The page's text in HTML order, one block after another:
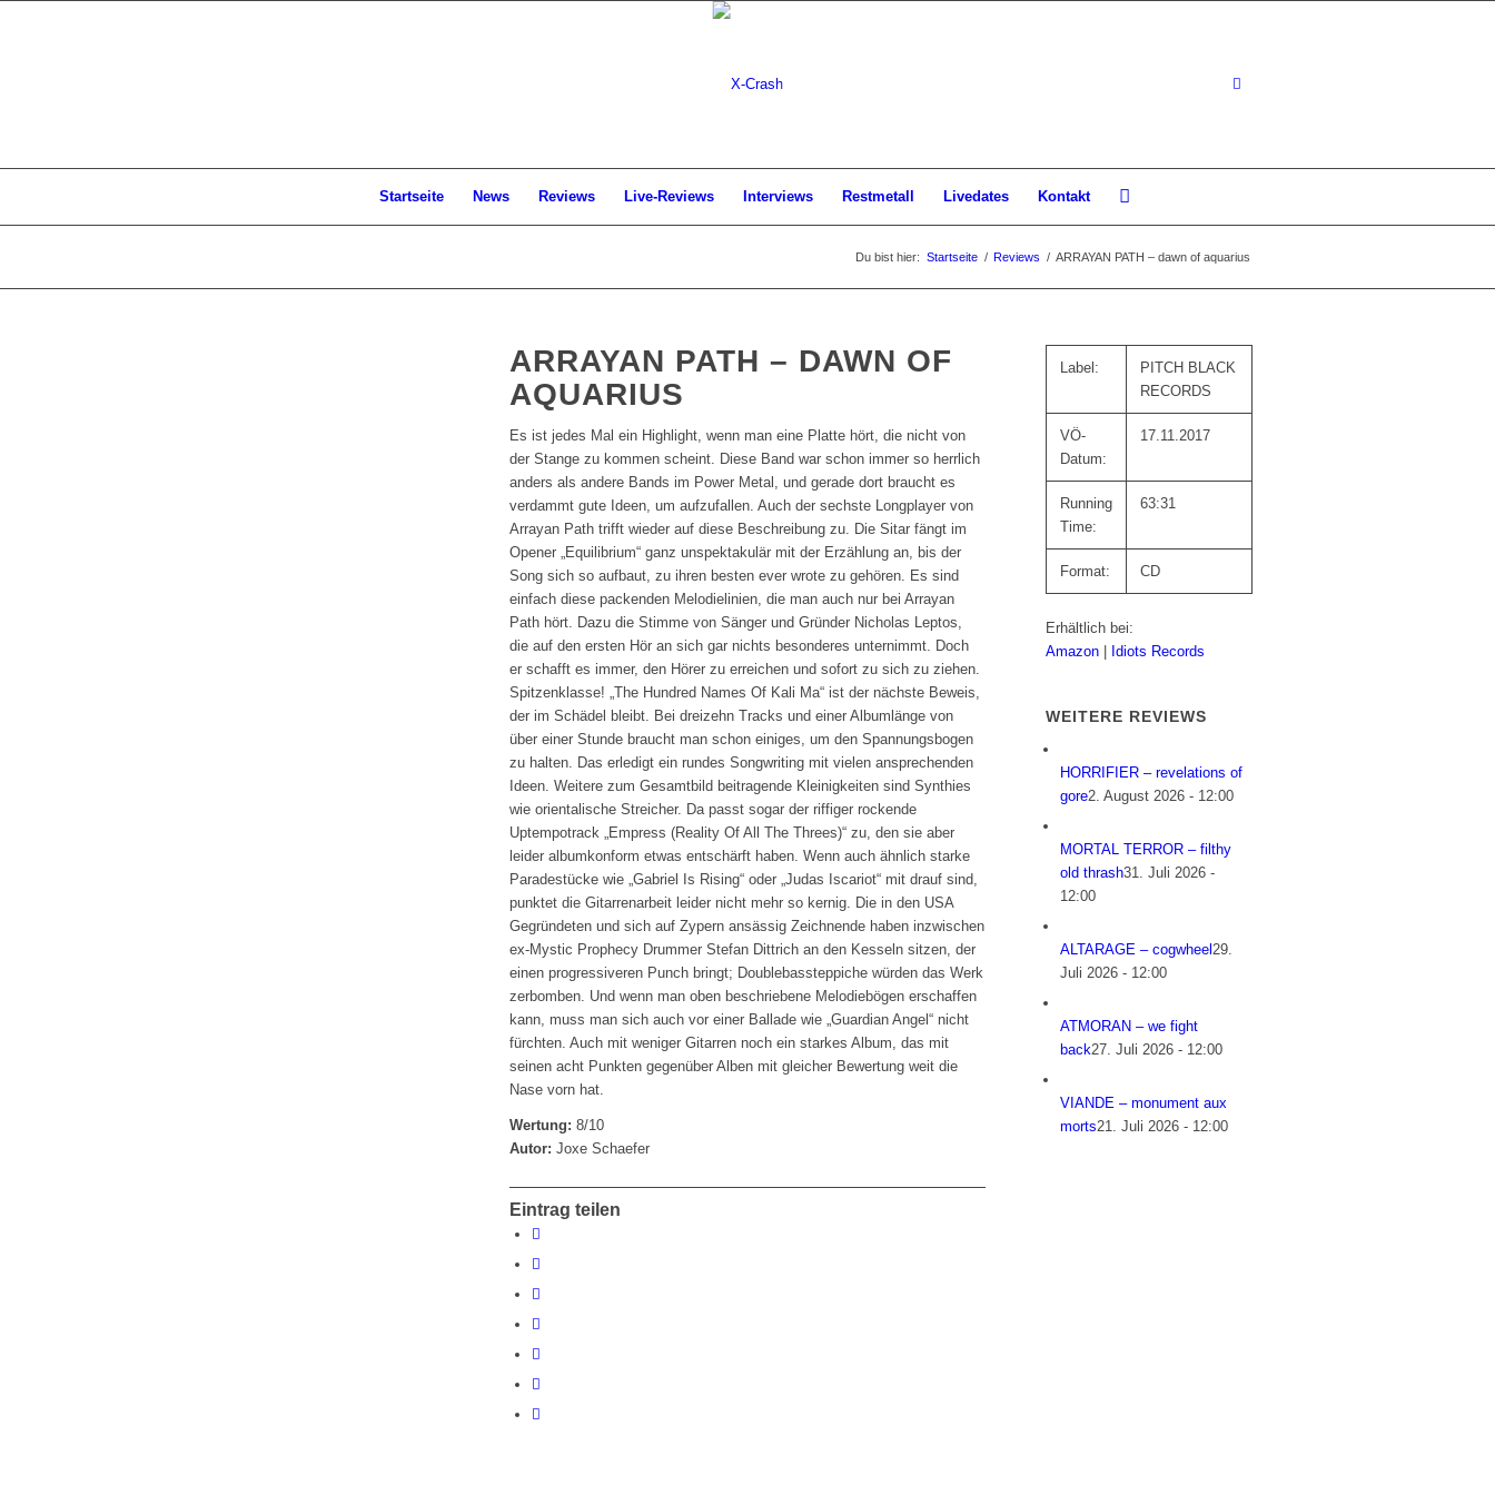
Startseite News Reviews Live-Reviews Interviews Restmetall Livedates Kontakt
Du bist hier: Startseite / Reviews / ARRAYAN PATH – dawn of aquarius
ARRAYAN PATH – DAWN OF
AQUARIUS
Es ist jedes Mal ein Highlight, wenn man eine Platte hört, die nicht von
der Stange zu kommen scheint. Diese Band war schon immer so herrlich
anders als andere Bands im Power Metal, und gerade dort braucht es
verdammt gute Ideen, um aufzufallen. Auch der sechste Longplayer von
Arrayan Path trifft wieder auf diese Beschreibung zu. Die Sitar fängt im
Opener „Equilibrium“ ganz unspektakulär mit der Erzählung an, bis der
Song sich so aufbaut, zu ihren besten ever wrote zu gehören. Es sind
einfach diese packenden Melodielinien, die man auch nur bei Arrayan
Path hört. Dazu die Stimme von Sänger und Gründer Nicholas Leptos,
die auf den ersten Hör an sich gar nichts besonderes unternimmt. Doch
er schafft es immer, den Hörer zu erreichen und sofort zu sich zu ziehen.
Spitzenklasse! „The Hundred Names Of Kali Ma“ ist der nächste Beweis,
der im Schädel bleibt. Bei dreizehn Tracks und einer Albumlänge von
über einer Stunde braucht man schon einiges, um den Spannungsbogen
zu halten. Das erledigt ein rundes Songwriting mit vielen ansprechenden
Ideen. Weitere zum Gesamtbild beitragende Kleinigkeiten sind Synthies
wie orientalische Streicher. Da passt sogar der riffiger rockende
Uptempotrack „Empress (Reality Of All The Threes)“ zu, den sie aber
leider albumkonform etwas entschärft haben. Wenn auch ähnlich starke
Paradestücke wie „Gabriel Is Rising“ oder „Judas Iscariot“ mit drauf sind,
punktet die Gitarrenarbeit leider nicht mehr so kernig. Die in den USA
Gegründeten und sich auf Zypern ansässig Zeichnende haben inzwischen
ex-Mystic Prophecy Drummer Stefan Dittrich an den Kesseln sitzen, der
einen progressiveren Punch bringt; Doublebassteppiche würden das Werk
zerbomben. Und wenn man oben beschriebene Melodiebögen erschaffen
kann, muss man sich auch vor einer Ballade wie „Guardian Angel“ nicht
fürchten. Auch mit weniger Gitarren noch ein starkes Album, das mit
seinen acht Punkten gegenüber Alben mit gleicher Bewertung weit die
Nase vorn hat.
Wertung: 8/10
Autor: Joxe Schaefer
Eintrag teilen
Label:
PITCH BLACK
RECORDS
VÖ-
Datum:
17.11.2017
Running
Time:
63:31
Format: CD
Erhältlich bei:
Amazon
Idiots Records
WEITERE REVIEWS
HORRIFIER – revelations of
gore2. August 2026 - 12:00
MORTAL TERROR – filthy
old thrash31. Juli 2026 -
12:00
ALTARAGE – cogwheel29.
Juli 2026 - 12:00
ATMORAN – we fight
back27. Juli 2026 - 12:00
VIANDE – monument aux
morts21. Juli 2026 - 12:00